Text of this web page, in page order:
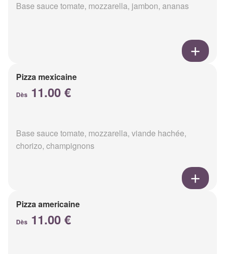
Base sauce tomate, mozzarella, jambon, ananas
Pizza mexicaine
Dès 11.00 €
Base sauce tomate, mozzarella, viande hachée,
chorizo, champignons
Pizza americaine
Dès 11.00 €